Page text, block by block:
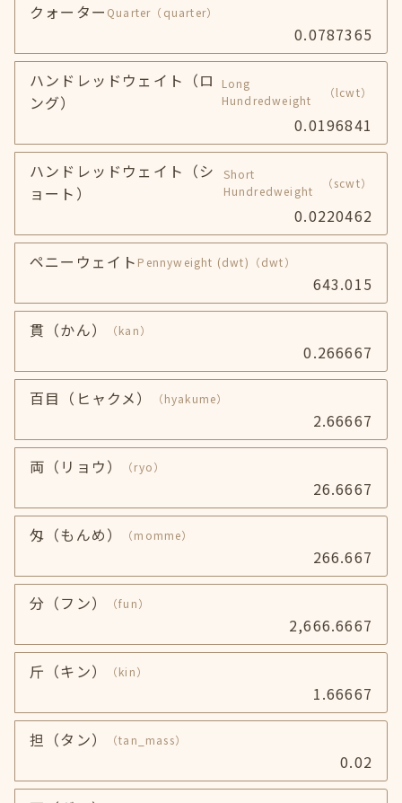
クォーター Quarter （quarter）
0.0787365
ハンドレッドウェイト（ロ
ング）
Long
Hundredweight
（lcwt）
0.0196841
ハンドレッドウェイト（シ
ョート）
Short
Hundredweight
（scwt）
0.0220462
ペニーウェイト Pennyweight (dwt) （dwt）
643.015
貫（かん） （kan）
0.266667
百目（ヒャクメ） （hyakume）
2.66667
両（リョウ） （ryo）
26.6667
匁（もんめ） （momme）
266.667
分（フン） （fun）
2,666.6667
斤（キン） （kin）
1.66667
担（タン） （tan_mass）
0.02